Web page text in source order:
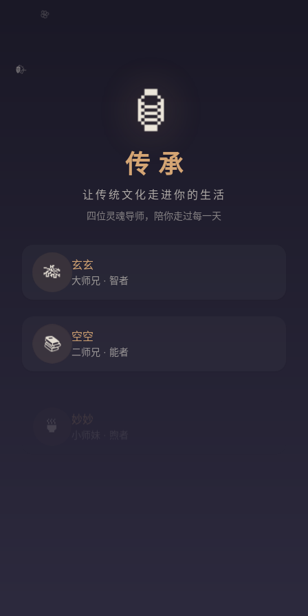
🍃
🌸
🏮
传承
让传统文化走进你的生活
四位灵魂导师，陪你走过每一天
🎋 玄玄
大师兄 · 智者
📚 空空
二师兄 · 能者
🍵 妙妙